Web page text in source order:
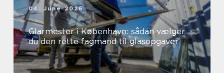
04. June 2026
Glarmester i København: sådan vælger
du den rette fagmand til glasopgaver